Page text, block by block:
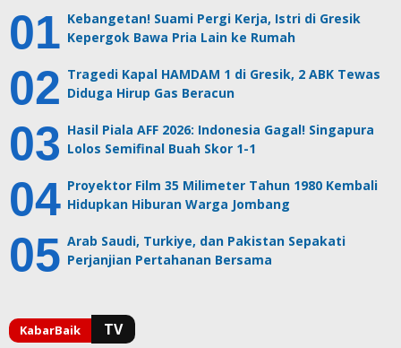
Kebangetan! Suami Pergi Kerja, Istri di Gresik
Kepergok Bawa Pria Lain ke Rumah
Tragedi Kapal HAMDAM 1 di Gresik, 2 ABK Tewas
Diduga Hirup Gas Beracun
Hasil Piala AFF 2026: Indonesia Gagal! Singapura
Lolos Semifinal Buah Skor 1-1
Proyektor Film 35 Milimeter Tahun 1980 Kembali
Hidupkan Hiburan Warga Jombang
Arab Saudi, Turkiye, dan Pakistan Sepakati
Perjanjian Pertahanan Bersama